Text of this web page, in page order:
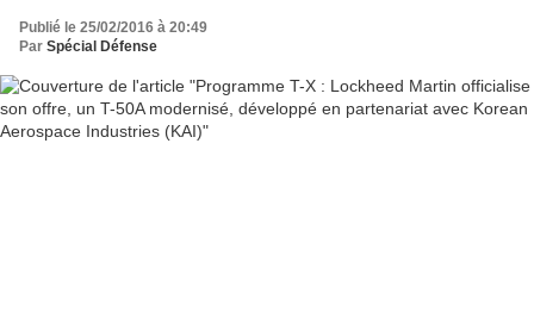
(KAI)
Publié le 25/02/2016 à 20:49
Par Spécial Défense